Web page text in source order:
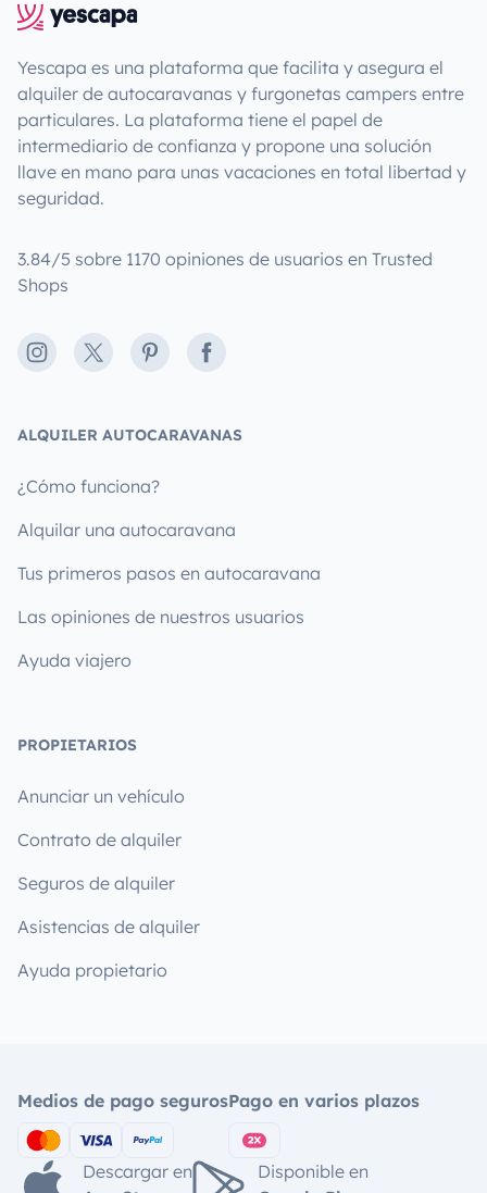
Yescapa es una plataforma que facilita y asegura el
alquiler de autocaravanas y furgonetas campers entre
particulares. La plataforma tiene el papel de
intermediario de confianza y propone una solución
llave en mano para unas vacaciones en total libertad y
seguridad.
3.84/5 sobre 1170 opiniones de usuarios en Trusted
Shops
Instagram
X PinterestFacebook
ALQUILER AUTOCARAVANAS
¿Cómo funciona?
Alquilar una autocaravana
Tus primeros pasos en autocaravana
Las opiniones de nuestros usuarios
Ayuda viajero
PROPIETARIOS
Anunciar un vehículo
Contrato de alquiler
Seguros de alquiler
Asistencias de alquiler
Ayuda propietario
Medios de pago segurosPago en varios plazos
Descargar en
Disponible en